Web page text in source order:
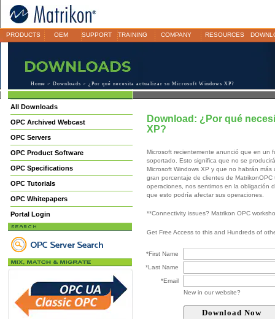
PRODUCTS OEM SUPPORT TRAINING COMPANY RESOURCES
Home > Downloads > ¿Por qué necesita actualizar su Microsoft Windows XP?
All Downloads
OPC Archived Webcast
OPC Servers
OPC Product Software
OPC Specifications
OPC Tutorials
OPC Whitepapers
Portal Login
Download: ¿Por qué
XP?
Microsoft recientemente anunció que en un
soportado. Esto significa que no se
Microsoft Windows XP y que no habrán
gran porcentaje de clientes de
operaciones, nos sentimos en la obligación
que esto podría afectar sus operaciones.
**Connectivity issues? Matrikon OPC
Get Free Access to this and Hundreds of
*First Name
*Last Name
*Email
New in our website?